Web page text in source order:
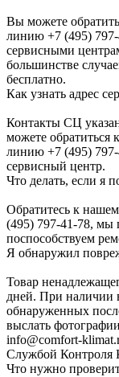
Вы можете
линию +7 (495)
сервисными
большинстве
бесплатно.
Как узнать адрес
Контакты СЦ
можете
линию +7 (495)
сервисный центр.
Что делать, если я
Обратитесь к
(495) 797-41-78, мы
поспособствуем
Я обнаружил
Товар
дней. При наличии
обнаруженных
выслать
info@comfort-
Службой Контроля
Что нужно